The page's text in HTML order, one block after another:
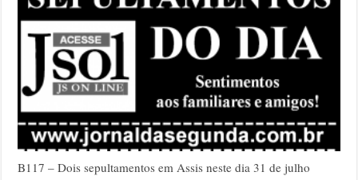
B117 – Dois sepultamentos em Assis neste dia 31 de julho